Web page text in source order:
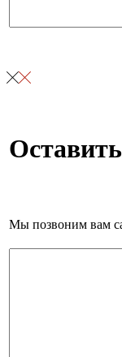
Мы позвоним вам